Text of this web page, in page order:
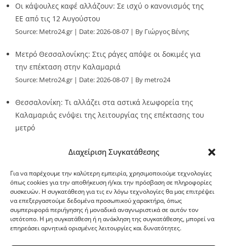
Διαχείριση Συγκατάθεσης
Για να παρέχουμε την καλύτερη εμπειρία, χρησιμοποιούμε τεχνολογίες
όπως cookies για την αποθήκευση ή/και την πρόσβαση σε πληροφορίες
συσκευών. Η συγκατάθεση για τις εν λόγω τεχνολογίες θα μας επιτρέψει
να επεξεργαστούμε δεδομένα προσωπικού χαρακτήρα, όπως
συμπεριφορά περιήγησης ή μοναδικά αναγνωριστικά σε αυτόν τον
ιστότοπο. Η μη συγκατάθεση ή η ανάκληση της συγκατάθεσης, μπορεί να
επηρεάσει αρνητικά ορισμένες λειτουργίες και δυνατότητες.
Οι κάψουλες καφέ αλλάζουν: Σε ισχύ ο κανονισμός της
ΕΕ από τις 12 Αυγούστου
Source: Metro24.gr Date: 2026-08-07 By Γιώργος Βένης
Μετρό Θεσσαλονίκης: Στις ράγες απόψε οι δοκιμές για
την επέκταση στην Καλαμαριά
Source: Metro24.gr Date: 2026-08-07 By metro24
Θεσσαλονίκη: Τι αλλάζει στα αστικά λεωφορεία της
Καλαμαριάς ενόψει της λειτουργίας της επέκτασης του
μετρό
G-point.gr